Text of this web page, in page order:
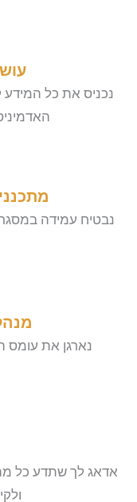
נכניס את כל המידע
נבטיח עמידה
נארגן את עומס
אדאג לך שתדע כל